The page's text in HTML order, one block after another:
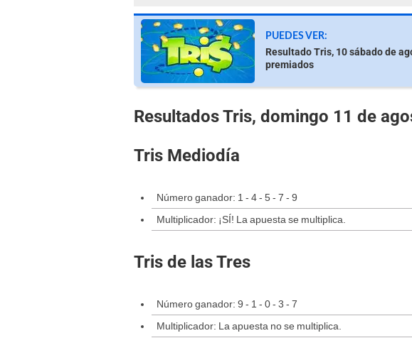
PUEDES VER:
Resultado Tris, 10 sábado de
premiados
Resultados Tris, domingo 11 de
Tris Mediodía
Número ganador: 1 - 4 - 5 - 7 - 9
Multiplicador: ¡SÍ! La apuesta se multiplica.
Tris de las Tres
Número ganador: 9 - 1 - 0 - 3 - 7
Multiplicador: La apuesta no se multiplica.